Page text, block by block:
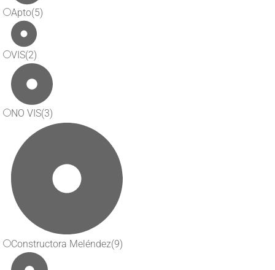
Apto(5)
VIS(2)
NO VIS(3)
Constructora Meléndez(9)